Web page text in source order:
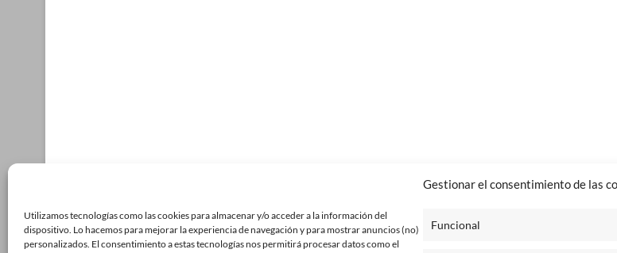
Gestionar el consentimiento de las
Utilizamos tecnologías como las cookies para almacenar y/o acceder a la información del
dispositivo. Lo hacemos para mejorar la experiencia de navegación y para mostrar anuncios (no)
personalizados. El consentimiento a estas tecnologías nos permitirá procesar datos como el
Funcional